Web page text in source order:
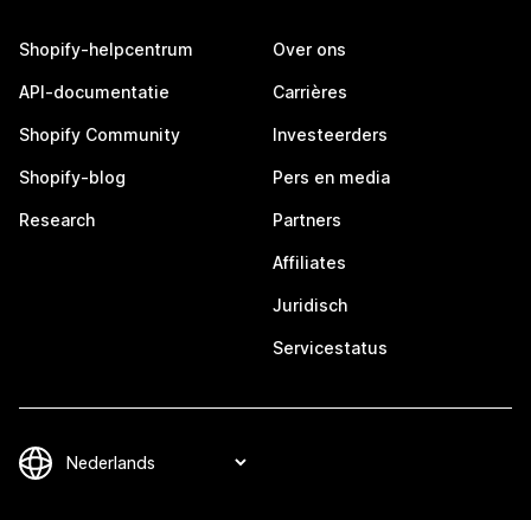
Shopify-helpcentrum
API-documentatie
Shopify Community
Shopify-blog
Research
Over ons
Carrières
Investeerders
Pers en media
Partners
Affiliates
Juridisch
Servicestatus